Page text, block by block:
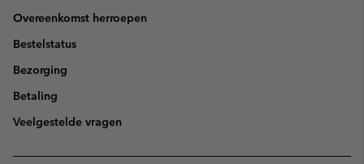
Overeenkomst herroepen
Bestelstatus
Bezorging
Betaling
Veelgestelde vragen